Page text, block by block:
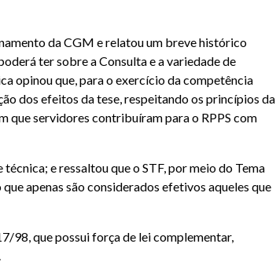
da CGM e relatou um breve histórico
ter sobre a Consulta e a variedade de
opinou que, para o exercício da competência
dos efeitos da tese, respeitando os princípios da
que servidores contribuíram para o RPPS com
e ressaltou que o STF, por meio do Tema
apenas são considerados efetivos aqueles que
98, que possui força de lei complementar,